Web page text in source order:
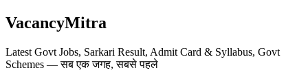
VacancyMitra
Latest Govt Jobs, Sarkari Result, Admit Card & Syllabus, Govt
Schemes — सब एक जगह, सबसे पहले